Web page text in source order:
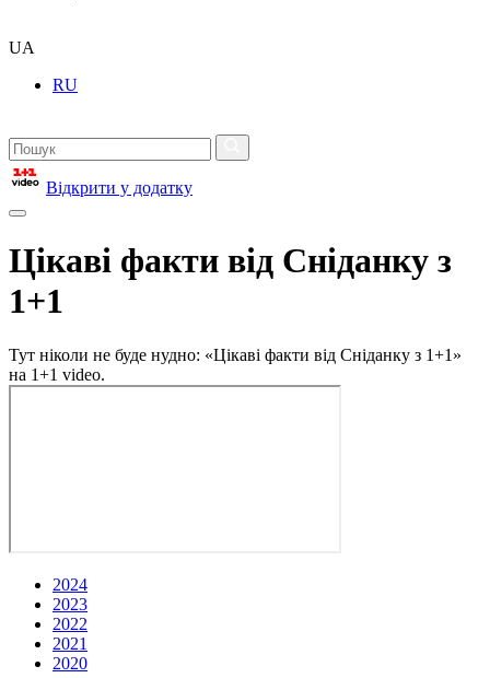
UA
RU
Відкрити у додатку
Цікаві факти від Сніданку з
1+1
Тут ніколи не буде нудно: «Цікаві факти від Сніданку з 1+1»
на 1+1 video.
2024
2023
2022
2021
2020